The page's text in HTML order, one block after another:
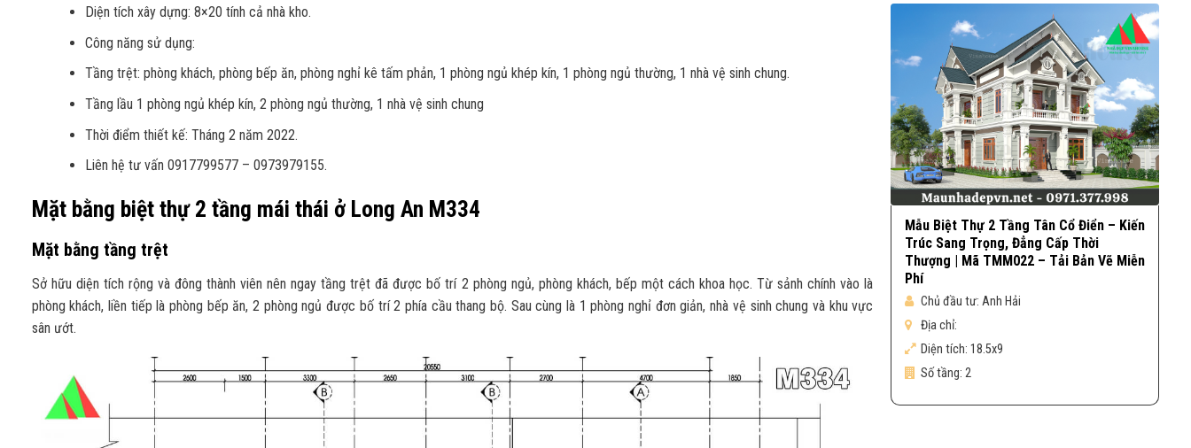
Diện tích xây dựng: 8×20 tính cả nhà kho.
Công năng sử dụng:
Tầng trệt: phòng khách, phòng bếp ăn, phòng nghỉ kê tấm phản, 1 phòng ngủ khép kín, 1 phòng ngủ thường, 1 nhà vệ sinh chung.
Tầng lầu 1 phòng ngủ khép kín, 2 phòng ngủ thường, 1 nhà vệ sinh chung
Thời điểm thiết kế: Tháng 2 năm 2022.
Liên hệ tư vấn 0917799577 – 0973979155.
Mặt bằng biệt thự 2 tầng mái thái ở Long An M334
Mặt bằng tầng trệt
Sở hữu diện tích rộng và đông thành viên nên ngay tầng trệt đã được bố trí 2 phòng ngủ, phòng khách, bếp một cách khoa học. Từ sảnh chính vào là
phòng khách, liền tiếp là phòng bếp ăn, 2 phòng ngủ được bố trí 2 phía cầu thang bộ. Sau cùng là 1 phòng nghỉ đơn giản, nhà vệ sinh chung và khu vực
sân ướt.
Mẫu Biệt Thự 2 Tầng Tân Cổ Điển – Kiến
Trúc Sang Trọng, Đẳng Cấp Thời
Thượng | Mã TMM022 – Tải Bản Vẽ Miễn
Phí
Chủ đầu tư: Anh Hải
Địa chỉ:
Diện tích: 18.5x9
Số tầng: 2